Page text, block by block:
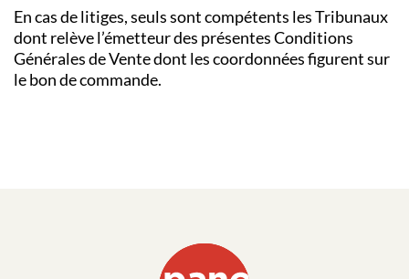
En cas de litiges, seuls sont compétents les Tribunaux
dont relève l’émetteur des présentes Conditions
Générales de Vente dont les coordonnées figurent sur
le bon de commande.